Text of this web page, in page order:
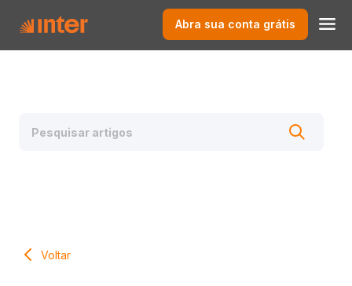
Abra sua conta grátis
Voltar